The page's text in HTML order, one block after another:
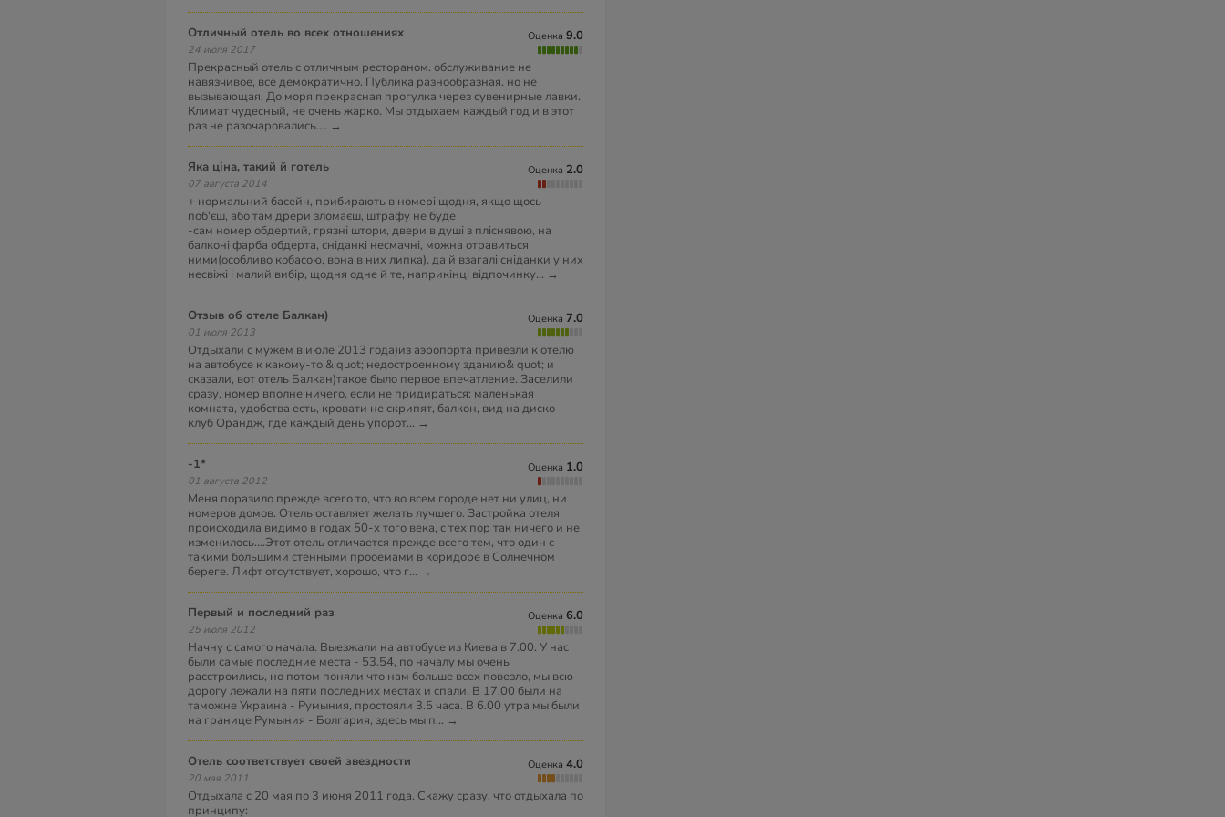
отличный отель во всех отношениях
24 июля 2017
Оценка
9.0
Прекрасный отель с отличным рестораном. обслуживание не
навязчивое, всё демократично. Публика разнообразная. но не
вызывающая. До моря прекрасная прогулка через сувенирные лавки.
Климат чудесный, не очень жарко. Мы отдыхаем каждый год и в этот
раз не разочаровались.... →
яка ціна, такий й готель
07 августа 2014
Оценка
2.0
+ нормальний басейн, прибирають в номері щодня, якщо щось
поб'єш, або там дрери зломаєш, штрафу не буде
-сам номер обдертий, грязні штори, двери в душі з пліснявою, на
балконі фарба обдерта, сніданкі несмачні, можна отравиться
ними(особливо кобасою, вона в них липка), да й взагалі сніданки у них
несвіжі і малий вибір, щодня одне й те, наприкінці відпочинку... →
Отзыв об отеле Балкан)
01 июля 2013
Оценка
7.0
Отдыхали с мужем в июле 2013 года)из аэропорта привезли к отелю
на автобусе к какому-то & quot; недостроенному зданию& quot; и
сказали, вот отель Балкан)такое было первое впечатление. Заселили
сразу, номер вполне ничего, если не придираться: маленькая
комната, удобства есть, кровати не скрипят, балкон, вид на диско-
клуб Орандж, где каждый день упорот... →
-1*
01 августа 2012
Оценка
1.0
Меня поразило прежде всего то, что во всем городе нет ни улиц, ни
номеров домов. Отель оставляет желать лучшего. Застройка отеля
происходила видимо в годах 50-х того века, с тех пор так ничего и не
изменилось....Этот отель отличается прежде всего тем, что один с
такими большими стенными прооемами в коридоре в Солнечном
береге. Лифт отсутствует, хорошо, что г... →
Первый и последний раз
25 июля 2012
Оценка
6.0
Начну с самого начала. Выезжали на автобусе из Киева в 7.00. У нас
были самые последние места - 53.54, по началу мы очень
расстроились, но потом поняли что нам больше всех повезло, мы всю
дорогу лежали на пяти последних местах и спали. В 17.00 были на
таможне Украина - Румыния, простояли 3.5 часа. В 6.00 утра мы были
на границе Румыния - Болгария, здесь мы п... →
Отель соответствует своей звездности
20 мая 2011
Оценка
4.0
Отдыхала с 20 мая по 3 июня 2011 года. Скажу сразу, что отдыхала по
принципу: